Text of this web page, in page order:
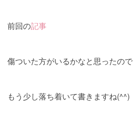
前回の記事
傷ついた方がいるかなと思ったので
もう少し落ち着いて書きますね(^^)